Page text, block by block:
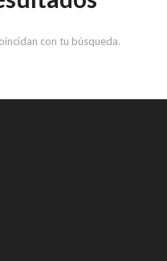
con tu búsqueda.